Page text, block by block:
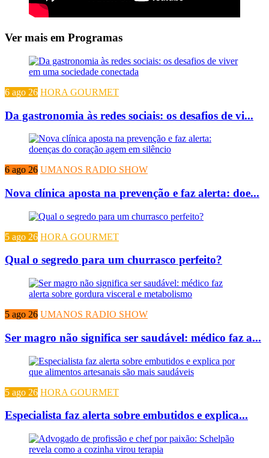
Ver mais em Programas
6 ago 26 HORA GOURMET
Da gastronomia às redes sociais: os desafios de vi...
6 ago 26 UMANOS RADIO SHOW
Nova clínica aposta na prevenção e faz alerta: doe...
5 ago 26 HORA GOURMET
Qual o segredo para um churrasco perfeito?
5 ago 26 UMANOS RADIO SHOW
Ser magro não significa ser saudável: médico faz a...
5 ago 26 HORA GOURMET
Especialista faz alerta sobre embutidos e explica...